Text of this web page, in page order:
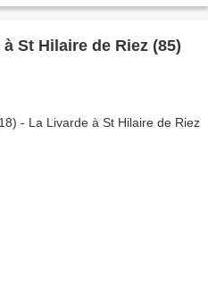
St Hilaire de Riez (85)